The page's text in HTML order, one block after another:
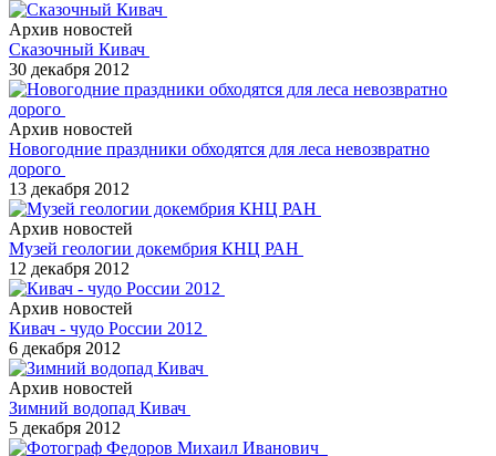
Архив новостей
Сказочный Кивач
30 декабря 2012
Архив новостей
Новогодние праздники обходятся для леса невозвратно
дорого
13 декабря 2012
Архив новостей
Музей геологии докембрия КНЦ РАН
12 декабря 2012
Архив новостей
Кивач - чудо России 2012
6 декабря 2012
Архив новостей
Зимний водопад Кивач
5 декабря 2012